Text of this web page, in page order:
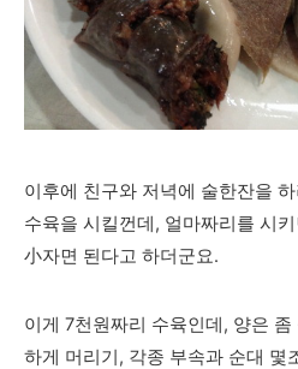
이후에 친구와 저녁에 술한잔을
수육을 시킬껀데, 얼마짜리를 시
小자면 된다고 하더군요.
이게 7천원짜리 수육인데, 양은
하게 머리기, 각종 부속과 순대 몇